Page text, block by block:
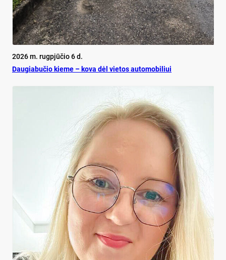
2026 m. rugpjūčio 6 d.
Dau­gia­bu­čio kie­me – ko­va dėl vie­tos au­to­mo­bi­liui